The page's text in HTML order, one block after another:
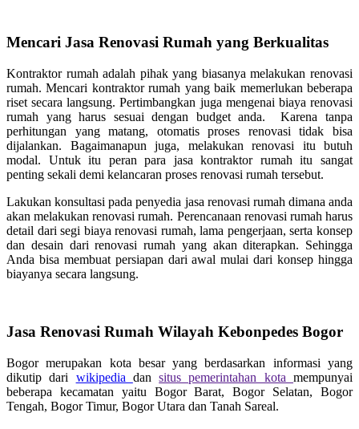
Mencari Jasa Renovasi Rumah yang Berkualitas
Kontraktor rumah adalah pihak yang biasanya melakukan renovasi
rumah. Mencari kontraktor rumah yang baik memerlukan beberapa
riset secara langsung. Pertimbangkan juga mengenai biaya renovasi
rumah yang harus sesuai dengan budget anda. Karena tanpa
perhitungan yang matang, otomatis proses renovasi tidak bisa
dijalankan. Bagaimanapun juga, melakukan renovasi itu butuh
modal. Untuk itu peran para jasa kontraktor rumah itu sangat
penting sekali demi kelancaran proses renovasi rumah tersebut.
Lakukan konsultasi pada penyedia jasa renovasi rumah dimana anda
akan melakukan renovasi rumah. Perencanaan renovasi rumah harus
detail dari segi biaya renovasi rumah, lama pengerjaan, serta konsep
dan desain dari renovasi rumah yang akan diterapkan. Sehingga
Anda bisa membuat persiapan dari awal mulai dari konsep hingga
biayanya secara langsung.
Jasa Renovasi Rumah Wilayah Kebonpedes Bogor
Bogor merupakan kota besar yang berdasarkan informasi yang
dikutip dari wikipedia dansitus pemerintahan kotamempunyai
beberapa kecamatan yaitu Bogor Barat, Bogor Selatan, Bogor
Tengah, Bogor Timur, Bogor Utara dan Tanah Sareal.